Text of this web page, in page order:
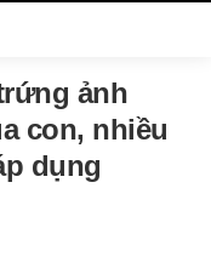
ảnh
con, nhiều
dụng